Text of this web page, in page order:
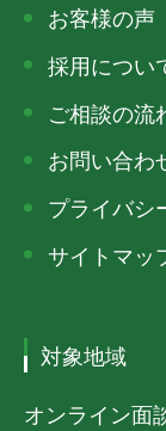
お客様の声
採用につい
ご相談の流
お問い合わ
プライバシ
サイトマッ
対象地域
オンライン面